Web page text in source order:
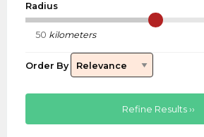
Radius
kilometers
Order By
Refine Results ››